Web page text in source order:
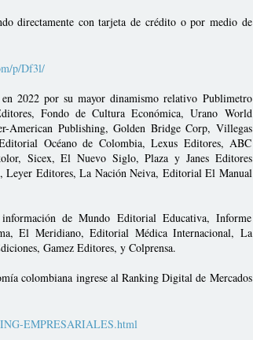
directamente con tarjeta de crédito o por medio de
p/Df3l/
2022 por su mayor dinamismo relativo Publimetro
Fondo de Cultura Económica, Urano World
Publishing, Golden Bridge Corp, Villegas
Océano de Colombia, Lexus Editores, ABC
Sicex, El Nuevo Siglo, Plaza y Janes Editores
Editores, La Nación Neiva, Editorial El Manual
de Mundo Editorial Educativa, Informe
El Meridiano, Editorial Médica Internacional, La
Gamez Editores, y Colprensa.
colombiana ingrese al Ranking Digital de Mercados
EMPRESARIALES.html